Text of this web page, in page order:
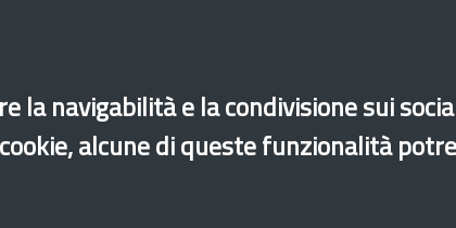
la navigabilità e la condivisione sui
alcune di queste funzionalità